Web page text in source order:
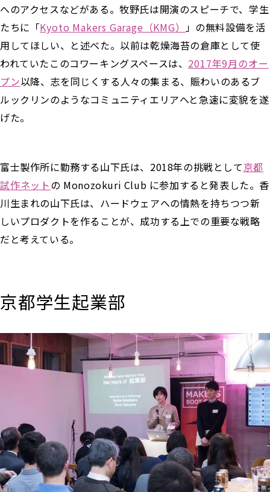
へのアクセスなどがある。牧野氏は開演のスピーチで、学生
たちに「Kyoto Makers Garage（KMG） 」の無料設備を活
用してほしい、と述べた。以前は乾燥海苔の倉庫として使
われていたこのコワーキングスペースは、 2017年9月のオー
プン以降、志を同じくする人々の集まる、賑わいのあるブ
ルックリンのようなコミュニティエリアへと急速に変貌を遂
げた。
富士製作所に勤務する山下氏は、2018年の挑戦として京都
試作ネットの Monozokuri Club に参加すると発表した。香
川生まれの山下氏は、ハードウェアへの情熱を持ちつつ新
しいプロダクトを作ることが、成功する上での重要な戦略
だと考えている。
京都学生起業部